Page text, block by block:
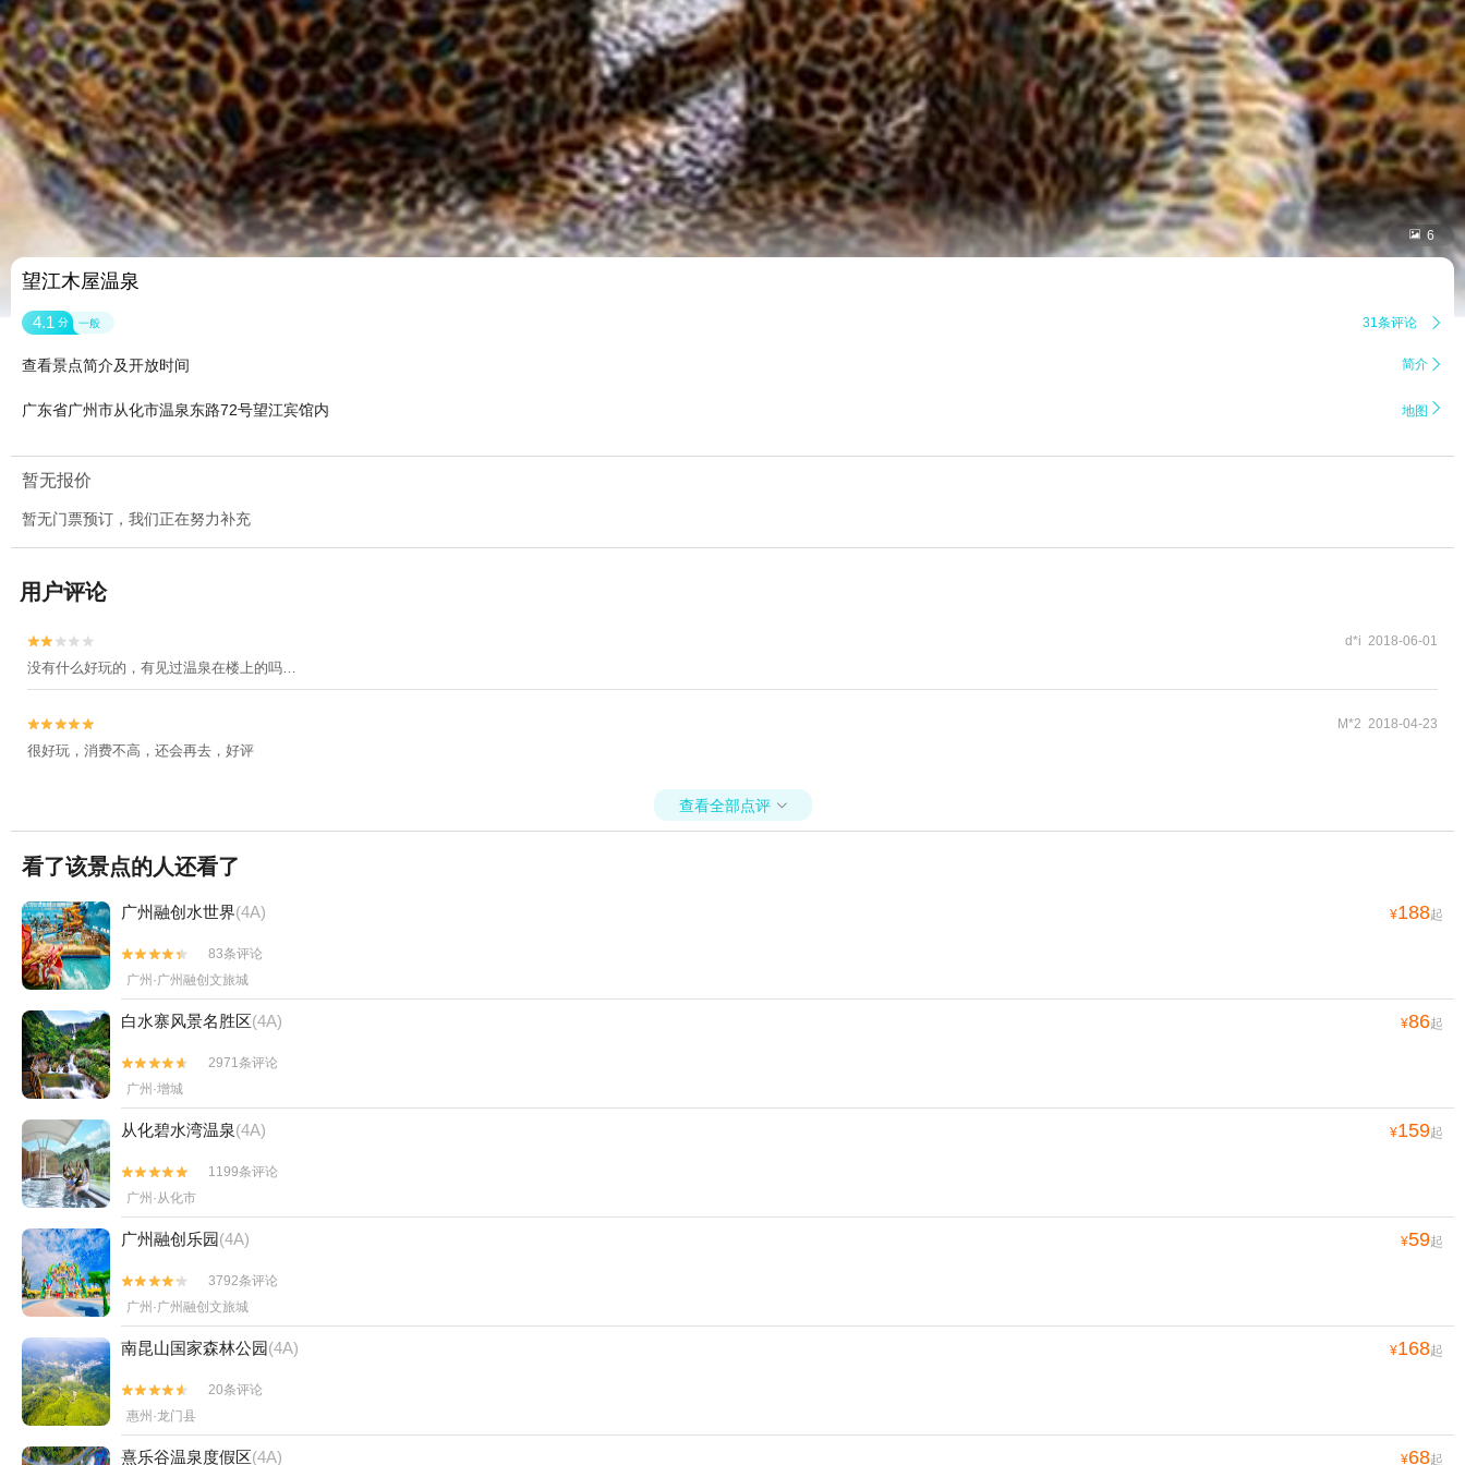
 6
望江木屋温泉
4.1 分 一般 31条评论 
查看景点简介及开放时间 简介 
广东省广州市从化市温泉东路72号望江宾馆内 地图 
暂无报价
暂无门票预订，我们正在努力补充
用户评论

 d*i 2018-06-01
没有什么好玩的，有见过温泉在楼上的吗…

 M*2 2018-04-23
很好玩，消费不高，还会再去，好评
查看全部点评 
看了该景点的人还看了
广州融创水世界(4A) ¥188起


83条评论
广州·广州融创文旅城
白水寨风景名胜区(4A) ¥86起


2971条评论
广州·增城
从化碧水湾温泉(4A) ¥159起


1199条评论
广州·从化市
广州融创乐园(4A) ¥59起


3792条评论
广州·广州融创文旅城
南昆山国家森林公园(4A) ¥168起


20条评论
惠州·龙门县
熹乐谷温泉度假区(4A) ¥68起